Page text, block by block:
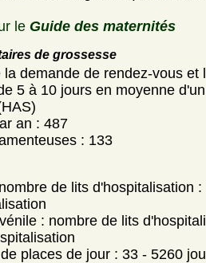
le Guide des maternités
de grossesse
demande de rendez-vous et
5 à 10 jours en moyenne d'un
an : 487
: 133
de lits d'hospitalisation :
: nombre de lits
places de jour : 33 - 5260